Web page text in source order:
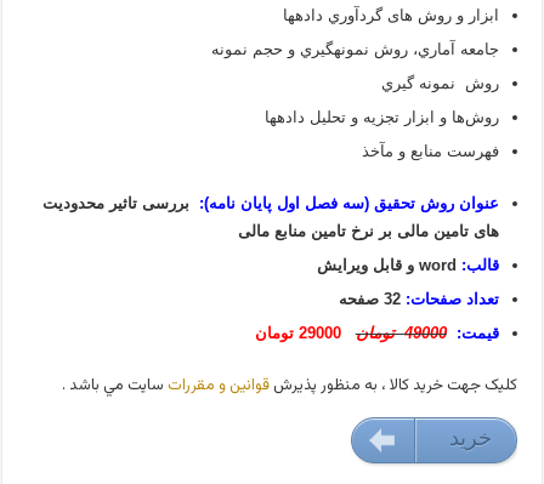
ابزار و روش های گردآوري داده‏ها
جامعه آماري، روش نمونه‏گيري و حجم نمونه
روش نمونه گيري
روش‌ها و ابزار تجزيه و تحليل داده‏ها
فهرست منابع و مآخذ
عنوان روش تحقیق (سه فصل اول پایان نامه): بررسی تاثیر محدودیت
های تامین مالی بر نرخ تامین منابع مالی
قالب:
تعداد صفحات: 32 صفحه
قیمت:49000 تومان 29000 تومان
کليک جهت خريد کالا ، به منظور پذيرشقوانين و مقررات سايت مي باشد .
29000 تومان خريد